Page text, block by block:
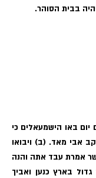
בבית הסוהר.
באו הישמעאלים כי
אבי מאד. (ב) ויבואו
אמרת עבד אתה והנה
בארץ כנען ואביך